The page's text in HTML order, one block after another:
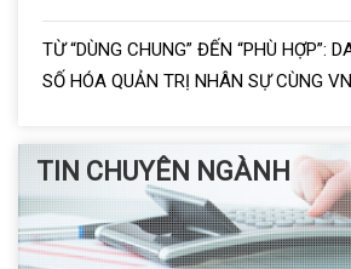
TỪ “DÙNG CHUNG” ĐẾN “PHÙ HỢP”:
SỐ HÓA QUẢN TRỊ NHÂN SỰ CÙNG
TIN CHUYÊN NGÀNH